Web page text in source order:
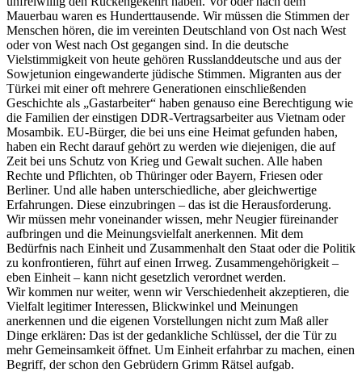
Mauerbau waren es Hunderttausende. Wir müssen die Stimmen der
Menschen hören, die im vereinten Deutschland von Ost nach West
oder von West nach Ost gegangen sind. In die deutsche
Vielstimmigkeit von heute gehören Russlanddeutsche und aus der
Sowjetunion eingewanderte jüdische Stimmen. Migranten aus der
Türkei mit einer oft mehrere Generationen einschließenden
Geschichte als „Gastarbeiter“ haben genauso eine Berechtigung wie
die Familien der einstigen DDR-Vertragsarbeiter aus Vietnam oder
Mosambik. EU-Bürger, die bei uns eine Heimat gefunden haben,
haben ein Recht darauf gehört zu werden wie diejenigen, die auf
Zeit bei uns Schutz von Krieg und Gewalt suchen. Alle haben
Rechte und Pflichten, ob Thüringer oder Bayern, Friesen oder
Berliner. Und alle haben unterschiedliche, aber gleichwertige
Erfahrungen. Diese einzubringen – das ist die Herausforderung.
Wir müssen mehr voneinander wissen, mehr Neugier füreinander
aufbringen und die Meinungsvielfalt anerkennen. Mit dem
Bedürfnis nach Einheit und Zusammenhalt den Staat oder die Politik
zu konfrontieren, führt auf einen Irrweg. Zusammengehörigkeit –
eben Einheit – kann nicht gesetzlich verordnet werden.
Wir kommen nur weiter, wenn wir Verschiedenheit akzeptieren, die
Vielfalt legitimer Interessen, Blickwinkel und Meinungen
anerkennen und die eigenen Vorstellungen nicht zum Maß aller
Dinge erklären: Das ist der gedankliche Schlüssel, der die Tür zu
mehr Gemeinsamkeit öffnet. Um Einheit erfahrbar zu machen, einen
Begriff, der schon den Gebrüdern Grimm Rätsel aufgab.